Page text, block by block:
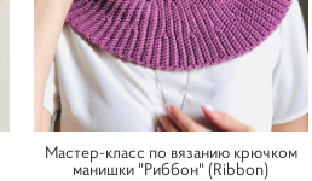
Мастер-класс по вязанию крючком
манишки "Риббон" (Ribbon)